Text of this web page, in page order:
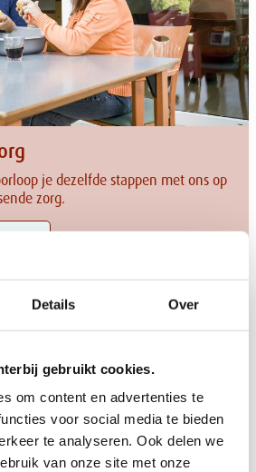
Details Over
gebruikt cookies.
om content en advertenties te
voor social media te bieden
te analyseren. Ook delen we
van onze site met onze
je dezelfde stappen met ons op
zorg.